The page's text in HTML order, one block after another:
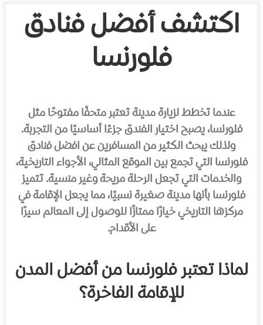
اكتشف أفضل فنادق
فلورنسا
عندما تخطط لزيارة مدينة تعتبر متحفًا مفتوحًا مثل
فلورنسا، يصبح اختيار الفندق جزءًا أساسيًا من التجربة.
ولذلك يبحث الكثير من المسافرين عن افضل فنادق
فلورنسا التي تجمع بين الموقع المثالي، الأجواء التاريخية،
والخدمات التي تجعل الرحلة مريحة وغير منسية. تتميز
فلورنسا بأنها مدينة صغيرة نسبيًا، مما يجعل الإقامة في
مركزها التاريخي خيارًا ممتازًا للوصول إلى المعالم سيرًا
على الأقدام.
لماذا تعتبر فلورنسا من أفضل المدن
للإقامة الفاخرة؟